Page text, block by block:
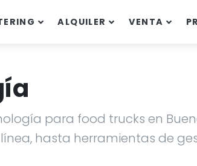
ALQUILER VENTA
para food trucks en
hasta herramientas de